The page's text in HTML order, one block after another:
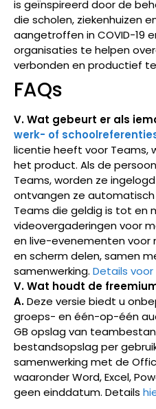
is geïnspireerd door de
die scholen, ziekenhuizen
aangetroffen in COVID-19
organisaties te helpen
verbonden en productief te
FAQs
V. Wat gebeurt er als
werk- of
licentie heeft voor Teams,
het product. Als de
Teams, worden ze
ontvangen ze
Teams die geldig is tot en
videovergaderingen voor
en live-evenementen voor
en scherm delen, samen
samenwerking. Details voor
V. Wat houdt de
A.Deze versie biedt u
groeps- en één-op-één
GB opslag van
bestandsopslag per
samenwerking met de
waaronder Word, Excel,
geen einddatum. Details